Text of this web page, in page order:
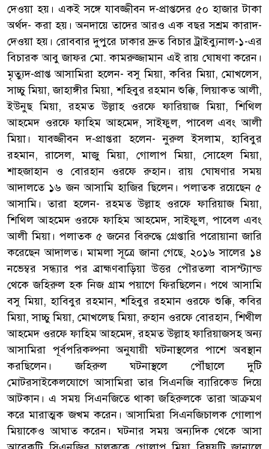
দেওয়া হয়। একই সঙ্গে যাবজ্জীবন দ-প্রাপ্তদের ৫০ হাজার টাকা
অর্থদ- করা হয়। অনদায়ে তাদের আরও এক বছর সশ্রম কারাদ-
দেওয়া হয়। রোববার দুপুরে ঢাকার দ্রুত বিচার ট্রাইব্যুনাল-১-এর
বিচারক আবু জাফর মো. কামরুজ্জামান এই রায় ঘোষণা করেন।
মৃত্যুদ-প্রাপ্ত আসামিরা হলেন- বসু মিয়া, কবির মিয়া, মোখলেস,
সাচ্চু মিয়া, জাহাঙ্গীর মিয়া, শহিবুর রহমান শুক্কি, লিয়াকত আলী,
ইউনুছ মিয়া, রহমত উল্লাহ ওরফে ফারিয়াজ মিয়া, শিথিল
আহমেদ ওরফে ফাহিম আহমেদ, সাইফুল, পাবেল এবং আলী
মিয়া। যাবজ্জীবন দ-প্রাপ্তরা হলেন- নুরুল ইসলাম, হাবিবুর
রহমান, রাসেল, মাজু মিয়া, গোলাপ মিয়া, সোহেল মিয়া,
শাহজাহান ও বোরহান ওরফে রুহান। রায় ঘোষণার সময়
আদালতে ১৬ জন আসামি হাজির ছিলেন। পলাতক রয়েছেন ৫
আসামি। তারা হলেন- রহমত উল্লাহ ওরফে ফারিয়াজ মিয়া,
শিথিল আহমেদ ওরফে ফাহিম আহমেদ, সাইফুল, পাবেল এবং
আলী মিয়া। পলাতক ৫ জনের বিরুদ্ধে গ্রেপ্তারি পরোয়ানা জারি
করেছেন আদালত। মামলা সূত্রে জানা গেছে, ২০১৬ সালের ১৪
নভেম্বর সন্ধ্যার পর ব্রাহ্মণবাড়িয়া উত্তর পৌরতলা বাসস্ট্যান্ড
থেকে জহিরুল হক নিজ গ্রাম পয়াগে ফিরছিলেন। পথে আসামি
বসু মিয়া, হাবিবুর রহমান, শহিবুর রহমান ওরফে শুক্কি, কবির
মিয়া, সাচ্চু মিয়া, মোখলেছ মিয়া, রুহান ওরফে বোরহান, শিথীল
আহমেদ ওরফে ফাহিম আহমেদ, রহমত উল্লাহ ফারিয়াজসহ অন্য
আসামিরা পূর্বপরিকল্পনা অনুযায়ী ঘটনাস্থলের পাশে অবস্থান
করছিলেন। জহিরুল ঘটনাস্থলে পৌঁছালে দুটি
মোটরসাইকেলযোগে আসামিরা তার সিএনজি ব্যারিকেড দিয়ে
আটকান। এ সময় সিএনজিতে থাকা জহিরুলকে তারা আক্রমণ
করে মারাত্মক জখম করেন। আসামিরা সিএনজিচালক গোলাপ
মিয়াকেও আঘাত করেন। ঘটনার সময় অন্যদিক থেকে আসা